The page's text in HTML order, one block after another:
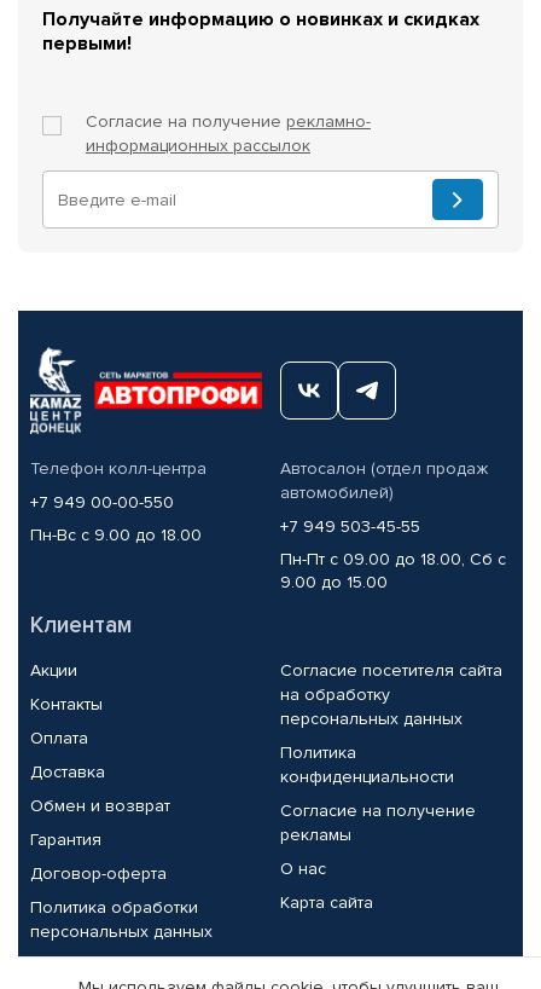
Получайте информацию о новинках и скидках
первыми!
Согласие на получение рекламно-
информационных рассылок
Телефон колл-центра
+7 949 00-00-550
Пн-Вс с 9.00 до 18.00
Автосалон (отдел продаж
автомобилей)
+7 949 503-45-55
Пн-Пт с 09.00 до 18.00, Сб с
9.00 до 15.00
Клиентам
Акции
Контакты
Оплата
Доставка
Обмен и возврат
Гарантия
Договор-оферта
Политика обработки
персональных данных
Согласие посетителя сайта
на обработку
персональных данных
Политика
конфиденциальности
Согласие на получение
рекламы
О нас
Карта сайта